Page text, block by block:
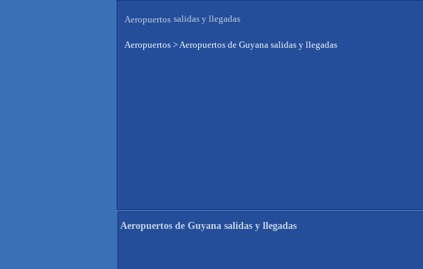
Aeropuertos salidas y llegadas
Aeropuertos >Aeropuertos de Guyana salidas y llegadas
Aeropuertos de Guyana salidas y llegadas